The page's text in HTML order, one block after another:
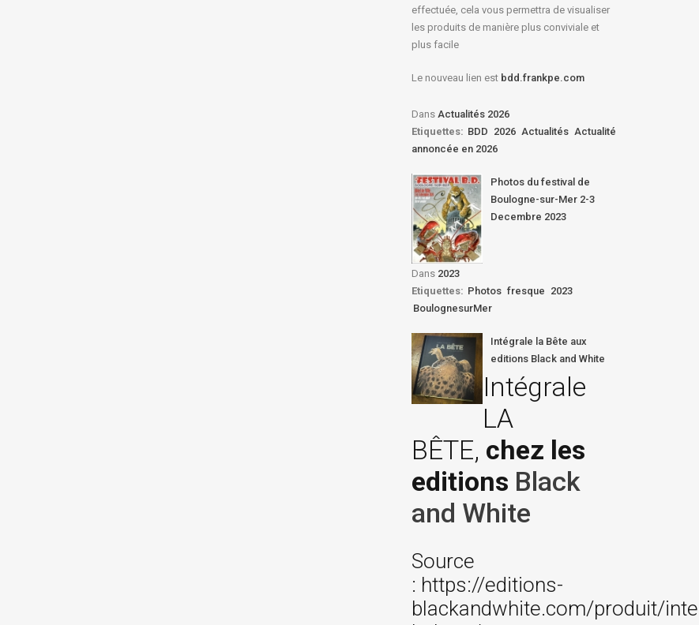
effectuée, cela vous permettra de visualiser
les produits de manière plus conviviale et
plus facile
Le nouveau lien est bdd.frankpe.com
Dans Actualités 2026
Etiquettes: BDD 2026 Actualités Actualité
annoncée en 2026
Photos du festival de
Boulogne-sur-Mer 2-3
Decembre 2023
Dans 2023
Etiquettes: Photos fresque 2023
BoulognesurMer
Intégrale la Bête aux
editions Black and White
Intégrale
LA
BÊTE, chez les
editions Black
and White
Source
: https://editions-
blackandwhite.com/produit/